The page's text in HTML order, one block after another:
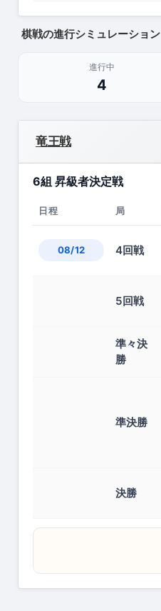
棋戦の進行シミュレーション
進行中
4
竜王戦
6組 昇級者決定戦
日程 局
08/12 4回戦
5回戦
準々決
勝
準決勝
決勝